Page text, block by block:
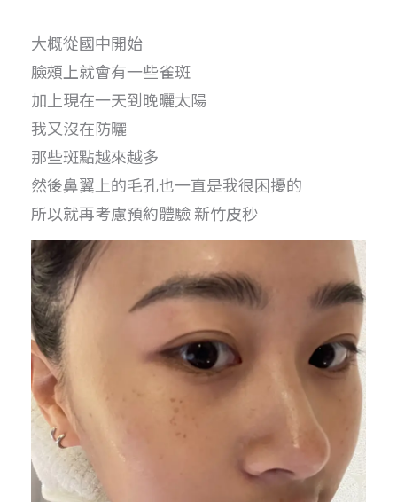
大概從國中開始
臉頰上就會有一些雀斑
加上現在一天到晚曬太陽
我又沒在防曬
那些斑點越來越多
然後鼻翼上的毛孔也一直是我很困擾的
所以就再考慮預約體驗 新竹皮秒